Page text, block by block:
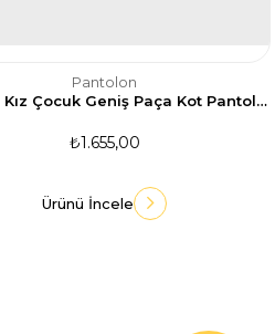
Pantolon
Mayoral Kız Çocuk Geniş Paça Kot Pantolon
₺1.655,00
Ürünü İncele